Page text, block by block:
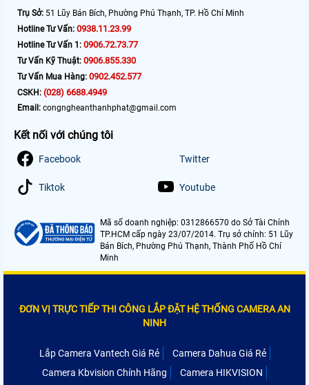
Trụ Sở: 51 Lũy Bán Bích, Phường Phú Thạnh, TP. Hồ Chí Minh
Hotline Tư Vấn: 0938.11.23.99
Hotline Tư Vấn 1: 0906.72.73.77
Tư Vấn Kỹ Thuật: 0906.855.330
Tư Vấn Mua Hàng: 0902.452.577
CSKH: (028) 6688.4949
Email: congngheanthanhphat@gmail.com
Kết nối với chúng tôi
Facebook Twitter
Tiktok Youtube
Mã số doanh nghiệp: 0312866570 do Sở Tài Chính
TP.HCM cấp ngày 23/07/2014. Trụ sở chính: 51 Lũy
Bán Bích, Phường Phú Thạnh, Thành Phố Hồ Chí
Minh
ĐƠN VỊ TRỰC TIẾP THI CÔNG LẮP ĐẶT HỆ THỐNG CAMERA AN
NINH
Lắp Camera Vantech Giá Rẻ
Camera Dahua Giá Rẻ
Camera Kbvision Chính Hãng
Camera HIKVISION